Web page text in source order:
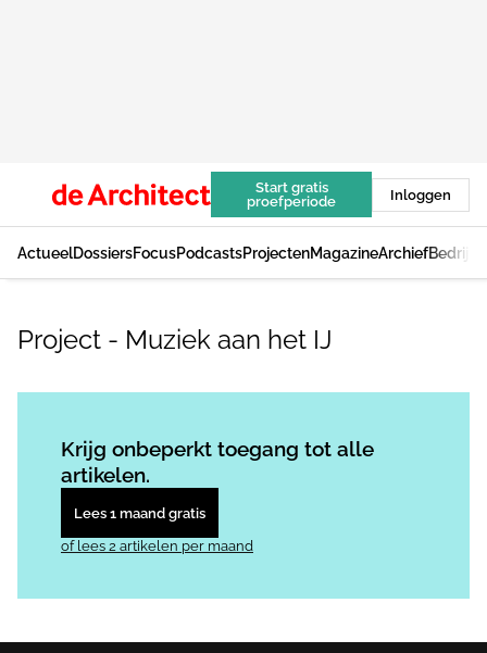
Start gratis
proefperiode
Inloggen
ActueelDossiersFocusPodcastsProjectenMagazineArchief
Project - Muziek aan het IJ
Krijg onbeperkt toegang tot alle
artikelen.
Lees 1 maand gratis
of lees 2 artikelen per maand